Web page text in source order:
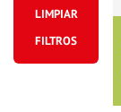
LIMPIAR
FILTROS